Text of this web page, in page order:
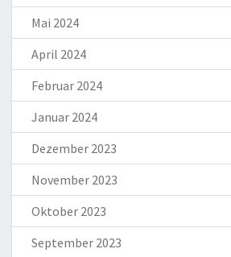
Mai 2024
April 2024
Februar 2024
Januar 2024
Dezember 2023
November 2023
Oktober 2023
September 2023